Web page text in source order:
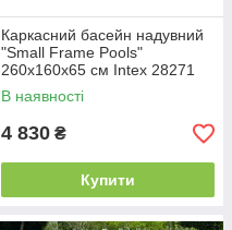
Каркасний басейн надувний
"Small Frame Pools"
260x160х65 см Intex 28271
В наявності
4 830 ₴
Купити